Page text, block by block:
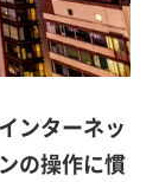
ンターネッ
の操作に慣